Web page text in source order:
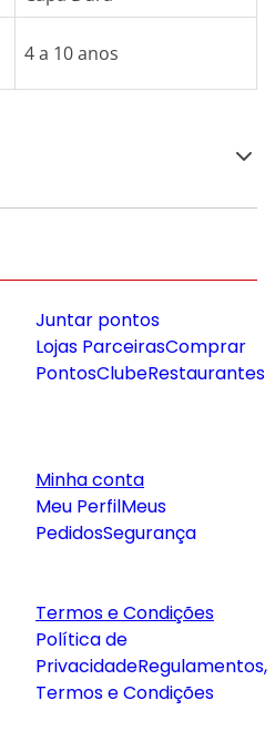
4 a 10 anos
Juntar pontos
Lojas ParceirasComprar
PontosClubeRestaurantes
Minha conta
Meu PerfilMeus
PedidosSegurança
Termos e Condições
Política de
PrivacidadeRegulamentos,
Termos e Condições